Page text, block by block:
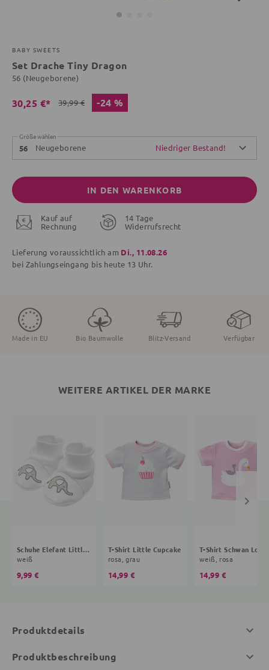
BABY SWEETS
Set Drache Tiny Dragon
56 (Neugeborene)
30,25 €* 39,99 € -24 %
Größe wählen
56 Neugeborene Niedriger Bestand!
IN DEN WARENKORB
Kauf auf
Rechnung
14 Tage
Widerrufsrecht
Lieferung voraussichtlich am Di., 11.08.26
bei Zahlungseingang bis heute 13 Uhr.
Made in EU Bio Baumwolle Blitz-Versand Verfügbar
WEITERE ARTIKEL DER MARKE
Schuhe Elefant Little Elephant
weiß
9,99 €
T-Shirt Little Cupcake
rosa, grau
14,99 €
weiß, rosa
14,99 €
Produktdetails
Produktbeschreibung